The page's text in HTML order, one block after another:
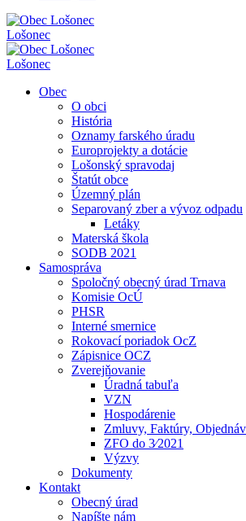
Lošonec
Lošonec
Obec
O obci
História
Oznamy farského úradu
Europrojekty a dotácie
Lošonský spravodaj
Štatút obce
Územný plán
Separovaný zber a vývoz odpadu
Letáky
Materská škola
SODB 2021
Samospráva
Spoločný obecný úrad Trnava
Komisie OcÚ
PHSR
Interné smernice
Rokovací poriadok OcZ
Zápisnice OCZ
Zverejňovanie
Úradná tabuľa
VZN
Hospodárenie
Zmluvy, Faktúry,
ZFO do 3⁄2021
Výzvy
Dokumenty
Kontakt
Obecný úrad
Napíšte nám